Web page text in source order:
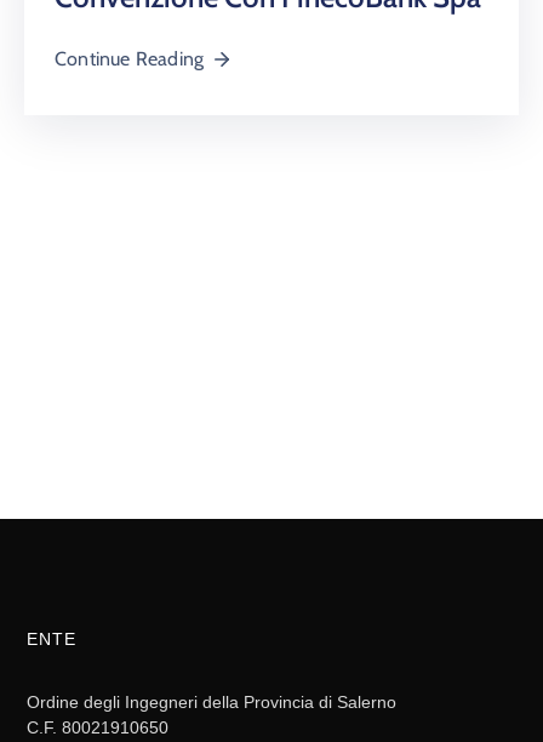
Continue Reading
ENTE
Ordine degli Ingegneri della Provincia di Salerno
C.F. 80021910650